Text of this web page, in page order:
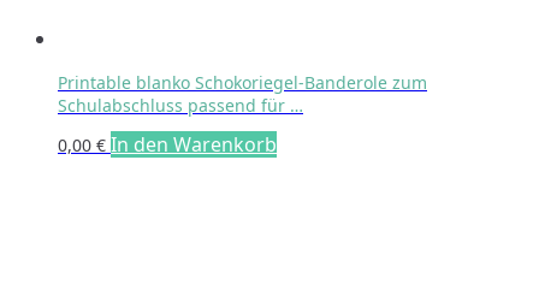
Printable blanko Schokoriegel-Banderole zum
Schulabschluss passend für …
0,00 € In den Warenkorb